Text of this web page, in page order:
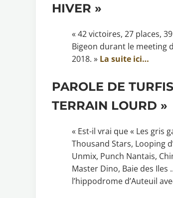
HIVER »
« 42 victoires, 27 places,
Bigeon durant le meeting
2018. » La suite ici…
PAROLE DE
TERRAIN LOURD »
« Est-il vrai que « Les gris
Thousand Stars, Looping
Unmix, Punch Nantais,
Master Dino, Baie des
l’hippodrome d’Auteuil